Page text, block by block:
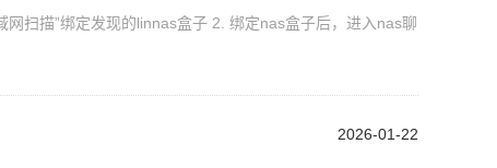
2026-01-22